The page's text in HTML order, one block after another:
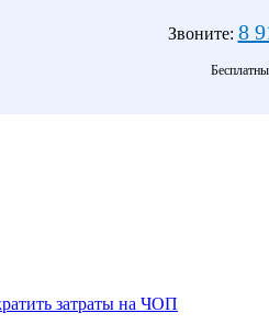
Звоните: 8
затраты на ЧОП